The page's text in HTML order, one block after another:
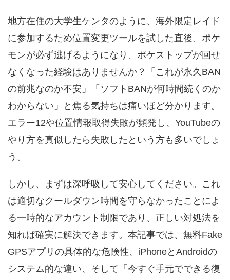
地方在住の大学生ケンタのように、海外限定レイド
に参加するため位置変更ツールを試した直後、ポケ
モンが必ず逃げるようになり、ポケストップが回せ
なくなった経験はありませんか？「これが永久BAN
の前兆なのか不安」「ソフトBANが何時間続くのか
わからない」と焦る気持ちは痛いほど分かります。
エラー12や位置情報取得失敗が頻発し、YouTubeの
やり方を真似したら失敗したという方も多いでしょ
う。
しかし、まずは深呼吸して安心してください。これ
は適切なクールダウン時間を守らなかったことによ
る一時的なアカウント制限であり、正しい対処法を
知れば確実に解決できます。本記事では、無料Fake
GPSアプリの具体的な危険性、iPhoneとAndroidの
システム的な違い、そして「今すぐ手元でできる復